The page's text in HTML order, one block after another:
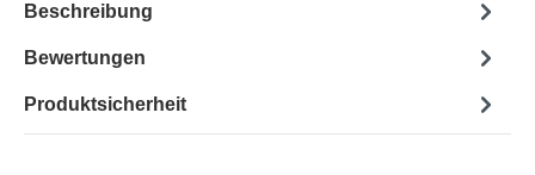
Beschreibung
Bewertungen
Produktsicherheit